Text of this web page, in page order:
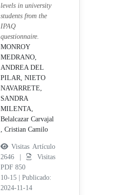
levels in university
students from the
IPAQ
questionnaire.
MONROY
MEDRANO,
ANDREA DEL
PILAR, NIETO
NAVARRETE,
SANDRA
MILENTA,
Belalcazar Carvajal
, Cristian Camilo
Visitas Artículo
2646 |
Visitas
PDF 850
10-15
Publicado:
2024-11-14